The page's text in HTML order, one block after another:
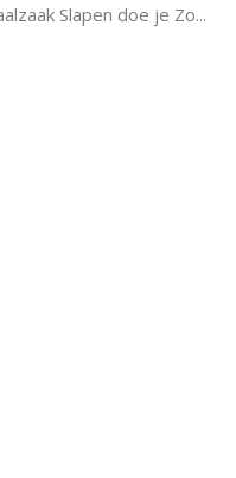
Slapen doe je Zo...